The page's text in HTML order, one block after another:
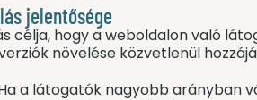
jelentősége
célja, hogy a weboldalon való
növelése közvetlenül
a látogatók nagyobb arányban